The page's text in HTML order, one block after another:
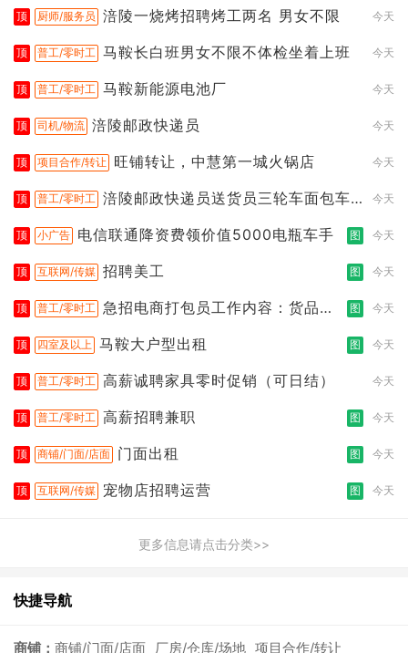
顶 厨师/服务员 涪陵一烧烤招聘烤工两名 男女不限 今天
顶 普工/零时工 马鞍长白班男女不限不体检坐着上班 今天
顶 普工/零时工 马鞍新能源电池厂 今天
顶 司机/物流 涪陵邮政快递员 今天
顶 项目合作/转让 旺铺转让，中慧第一城火锅店 今天
顶 普工/零时工 涪陵邮政快递员送货员三轮车面包车
今天
顶 小广告 电信联通降资费领价值5000电瓶车手 图 今天
顶 互联网/传媒 招聘美工 图 今天
顶 普工/零时工 急招电商打包员工作内容：货品分
图 今天
顶 四室及以上 马鞍大户型出租 图 今天
顶 普工/零时工 高薪诚聘家具零时促销（可日结） 今天
顶 普工/零时工 高薪招聘兼职 图 今天
顶 商铺/门面/店面 门面出租 图 今天
顶 互联网/传媒 宠物店招聘运营 图 今天
更多信息请点击分类>>
快捷导航
商铺： 商铺/门面/店面 厂房/仓库/场地 项目合作/转让